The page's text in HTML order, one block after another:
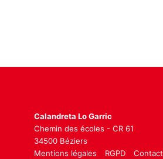
Calandreta Lo Garric
Chemin des écoles - CR 61
34500 Béziers
Mentions légales
RGPD
Contact